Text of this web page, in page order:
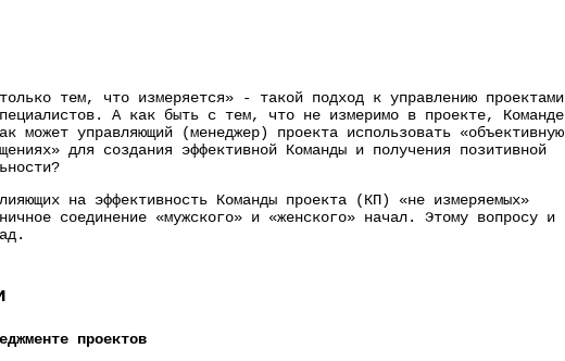
тем, что измеряется» - такой подход к управлению проектами
А как быть с тем, что не измеримо в проекте, Команде
может управляющий (менеджер) проекта использовать «объективную
для создания эффективной Команды и получения позитивной
на эффективность Команды проекта (КП) «не измеряемых»
соединение «мужского» и «женского» начал. Этому вопросу и
проектов